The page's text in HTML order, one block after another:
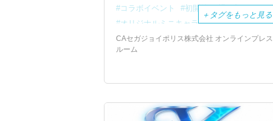
コラボイベント
初開催
描き起こし
オリジナルミニキャラ
アイドル
制服
バンダイナムコエンターテインメント
デックス東京ビーチ
＋ タグをもっと見る
CAセガジョイポリス株式会社 オンラインプレス
ルーム